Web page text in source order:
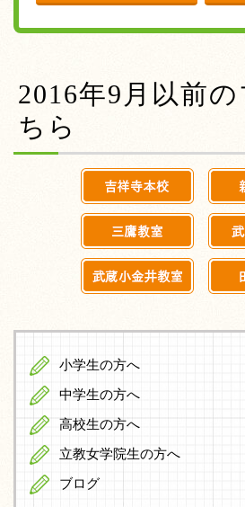
2016年9月以前
ちら
小学生の方へ
中学生の方へ
高校生の方へ
立教女学院生の方へ
ブログ